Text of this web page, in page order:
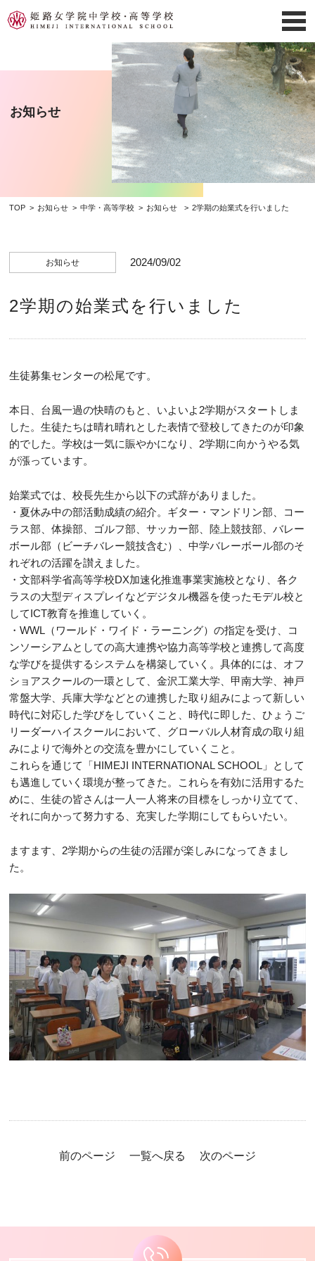
お知らせ
TOP お知らせ 中学・高等学校 お知らせ 2学期の始業式を行いました
お知らせ 2024/09/02
2学期の始業式を行いました
生徒募集センターの松尾です。
本日、台風一過の快晴のもと、いよいよ2学期がスタートしま
した。生徒たちは晴れ晴れとした表情で登校してきたのが印象
的でした。学校は一気に賑やかになり、2学期に向かうやる気
が漲っています。
始業式では、校長先生から以下の式辞がありました。
・夏休み中の部活動成績の紹介。ギター・マンドリン部、コー
ラス部、体操部、ゴルフ部、サッカー部、陸上競技部、バレー
ボール部（ビーチバレー競技含む）、中学バレーボール部のそ
れぞれの活躍を讃えました。
・文部科学省高等学校DX加速化推進事業実施校となり、各ク
ラスの大型ディスプレイなどデジタル機器を使ったモデル校と
してICT教育を推進していく。
・WWL（ワールド・ワイド・ラーニング）の指定を受け、コ
ンソーシアムとしての高大連携や協力高等学校と連携して高度
な学びを提供するシステムを構築していく。具体的には、オフ
ショアスクールの一環として、金沢工業大学、甲南大学、神戸
常盤大学、兵庫大学などとの連携した取り組みによって新しい
時代に対応した学びをしていくこと、時代に即した、ひょうご
リーダーハイスクールにおいて、グローバル人材育成の取り組
みによりで海外との交流を豊かにしていくこと。
これらを通じて「HIMEJI INTERNATIONAL SCHOOL」として
も邁進していく環境が整ってきた。これらを有効に活用するた
めに、生徒の皆さんは一人一人将来の目標をしっかり立てて、
それに向かって努力する、充実した学期にしてもらいたい。
ますます、2学期からの生徒の活躍が楽しみになってきまし
た。
前のページ 次のページ
一覧へ戻る